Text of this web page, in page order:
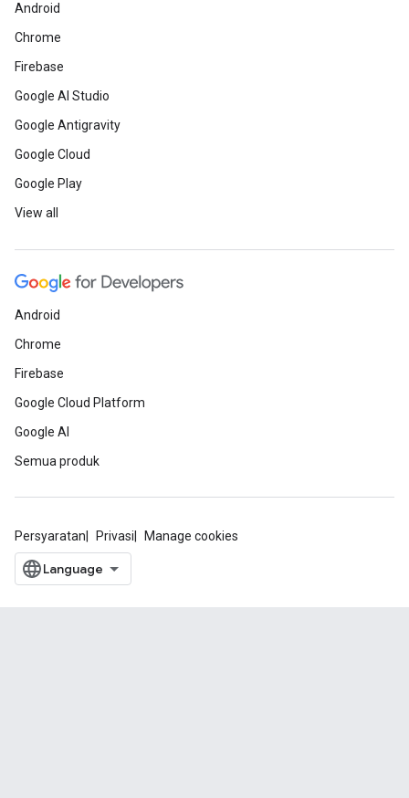
Android
Chrome
Firebase
Google AI Studio
Google Antigravity
Google Cloud
Google Play
View all
Android
Chrome
Firebase
Google Cloud Platform
Google AI
Semua produk
Persyaratan Privasi Manage cookies